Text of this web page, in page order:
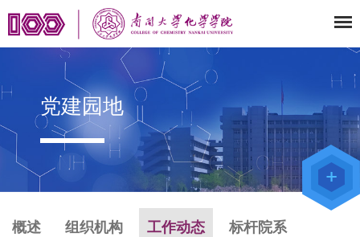
党建园地
概述 组织机构 工作动态 标杆院系